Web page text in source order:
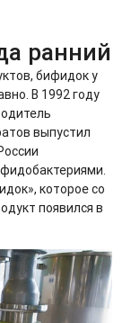
ранний
бифидок у
В 1992 году
выпустил
которое со
появился в